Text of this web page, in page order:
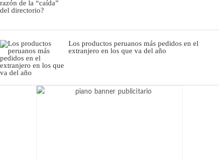
Los productos peruanos más pedidos en el
extranjero en los que va del año